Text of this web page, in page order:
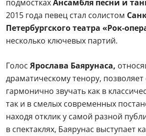
подмосткахАнсамбля песни и
2015 года певец стал солистом
Петербургского театра «Рок-
несколько ключевых партий.
Голос Ярослава Баярунаса,
драматическому тенору,
гармонично звучать как в
так и в смелых современных
находя отклик у самой разной
в спектаклях, Баярунас выступает